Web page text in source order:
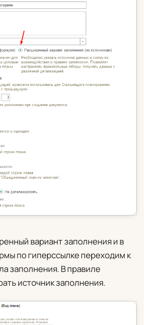
вариант заполнения и в
по гиперссылке переходим к
заполнения. В правиле
источник заполнения.